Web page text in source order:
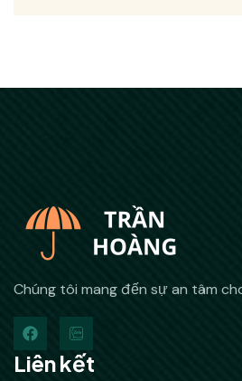
Chúng tôi mang đến sự an tâm
Liên kết